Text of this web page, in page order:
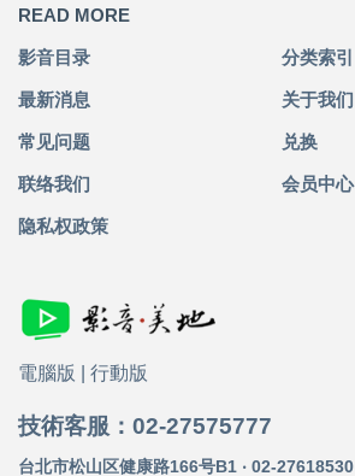
READ MORE
影音目录 分类索引
最新消息 关于我们
常见问题 兑换
联络我们 会员中心
隐私权政策
電腦版 行動版
技術客服：02-27575777
台北市松山区健康路166号B1 ‧ 02-27618530